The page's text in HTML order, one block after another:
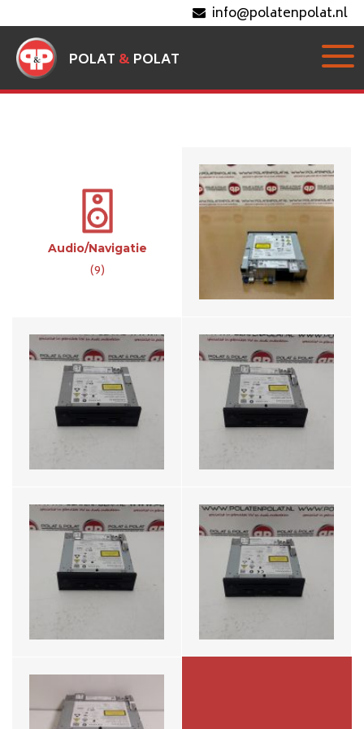
info@polatenpolat.nl
POLAT & POLAT
Audio/Navigatie
(9)
Computer Multimedia
€599,-
Audi TT 8S Regelunit
Navigatie MMI
8S0035054A
€599,-
Audi TT 8S Regelunit
Navigatie MMI 8S0035052
€599,-
Audi TT 8S Regelunit
Navigatie MMI
8S0035021E
€599,-
Audi TT 8S Regelunit
Navigatie MMI
8S0035021H
€599,-
Audi TT 8S Multie Media
Regelunit 8S0035021
€545,-